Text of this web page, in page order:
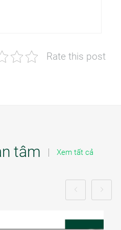
Rate this post
tâm Xem tất cả